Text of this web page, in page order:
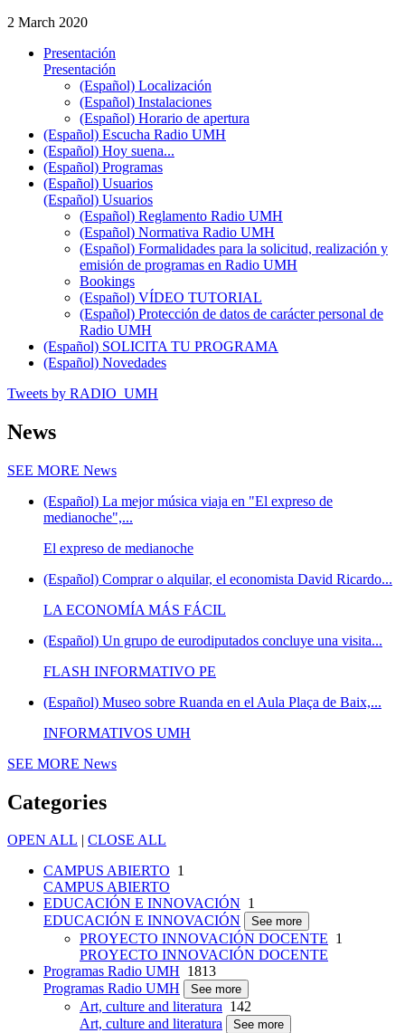
2 March 2020
Presentación
Presentación
(Español) Localización
(Español) Instalaciones
(Español) Horario de apertura
(Español) Escucha Radio UMH
(Español) Hoy suena...
(Español) Programas
(Español) Usuarios
(Español) Usuarios
(Español) Reglamento Radio UMH
(Español) Normativa Radio UMH
(Español) Formalidades para la solicitud, realización y
emisión de programas en Radio UMH
Bookings
(Español) VÍDEO TUTORIAL
(Español) Protección de datos de carácter personal de
Radio UMH
(Español) SOLICITA TU PROGRAMA
(Español) Novedades
Tweets by RADIO_UMH
News
SEE MORE News
(Español) La mejor música viaja en "El expreso de
medianoche",...
El expreso de medianoche
(Español) Comprar o alquilar, el economista David Ricardo...
LA ECONOMÍA MÁS FÁCIL
(Español) Un grupo de eurodiputados concluye una visita...
FLASH INFORMATIVO PE
(Español) Museo sobre Ruanda en el Aula Plaça de Baix,...
INFORMATIVOS UMH
SEE MORE News
Categories
OPEN ALL | CLOSE ALL
CAMPUS ABIERTO 1
CAMPUS ABIERTO
EDUCACIÓN E INNOVACIÓN 1
EDUCACIÓN E INNOVACIÓN
See more
PROYECTO INNOVACIÓN DOCENTE 1
PROYECTO INNOVACIÓN DOCENTE
Programas Radio UMH 1813
Programas Radio UMH
See more
Art, culture and literatura 142
Art, culture and literatura
See more